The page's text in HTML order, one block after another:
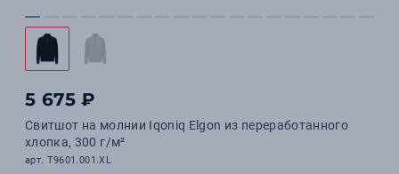
5 675 ₽
Свитшот на молнии Iqoniq Elgon из переработанного
хлопка, 300 г/м²
арт. T9601.001.XL